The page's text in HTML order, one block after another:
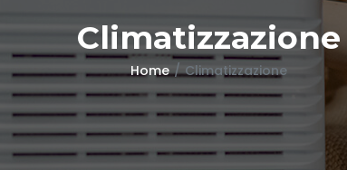
Climatizzazione
Home Climatizzazione